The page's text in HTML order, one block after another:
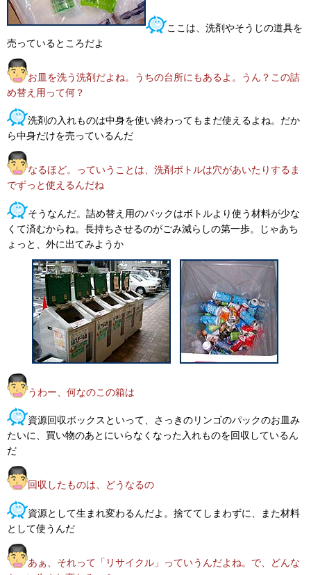
ここは、洗剤やそうじの道具を
売っているところだよ
お皿を洗う洗剤だよね。うちの台所にもあるよ。うん？この詰
め替え用って何？
洗剤の入れものは中身を使い終わってもまだ使えるよね。だか
ら中身だけを売っているんだ
なるほど。っていうことは、洗剤ボトルは穴があいたりするま
でずっと使えるんだね
そうなんだ。詰め替え用のパックはボトルより使う材料が少な
くて済むからね。長持ちさせるのがごみ減らしの第一歩。じゃあち
ょっと、外に出てみようか
うわー、何なのこの箱は
資源回収ボックスといって、さっきのリンゴのパックのお皿み
たいに、買い物のあとにいらなくなった入れものを回収しているん
だ
回収したものは、どうなるの
資源として生まれ変わるんだよ。捨ててしまわずに、また材料
として使うんだ
あぁ、それって「リサイクル」っていうんだよね。で、どんな